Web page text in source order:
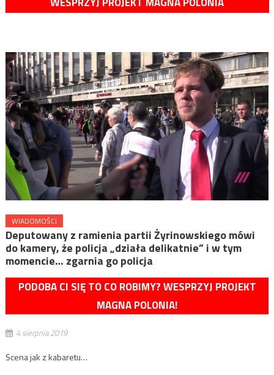
WIADOMOŚCI
Deputowany z ramienia partii Żyrinowskiego mówi
do kamery, że policja „działa delikatnie” i w tym
momencie… zgarnia go policja
PODOBA CI SIĘ TO CO ROBIMY? WESPRZYJ PROJEKT
MAGNA POLONIA!
4 sierpnia 2019
Scena jak z kabaretu…